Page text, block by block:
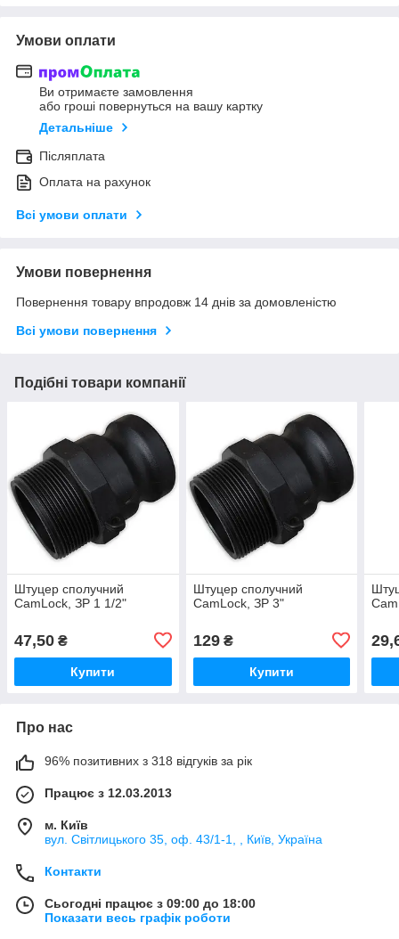
Умови оплати
Ви отримаєте замовлення
або гроші повернуться на вашу картку
Детальніше
Післяплата
Оплата на рахунок
Всі умови оплати
Умови повернення
Повернення товару впродовж 14 днів за домовленістю
Всі умови повернення
Подібні товари компанії
Штуцер сполучний
CamLock, ЗР 1 1/2"
47,50 ₴
Купити
Штуцер сполучний
CamLock, ЗР 3"
129₴
Купити
Про нас
96% позитивних з 318 відгуків за рік
Працює з 12.03.2013
м. Київ
вул. Світлицького 35, оф. 43/1-1, , Київ, Україна
Контакти
Сьогодні працює з 09:00 до 18:00
Показати весь графік роботи